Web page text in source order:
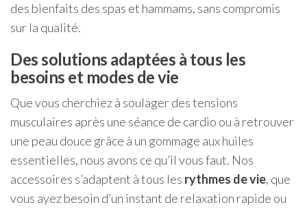
des bienfaits des spas et hammams, sans compromis
sur la qualité.
Des solutions adaptées à tous les
besoins et modes de vie
Que vous cherchiez à soulager des tensions
musculaires après une séance de cardio ou à retrouver
une peau douce grâce à un gommage aux huiles
essentielles, nous avons ce qu’il vous faut. Nos
accessoires s’adaptent à tous les rythmes de vie, que
vous ayez besoin d’un instant de relaxation rapide ou